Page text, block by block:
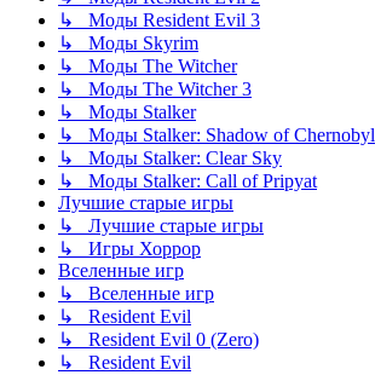
↳ Моды Resident Evil 3
↳ Моды Skyrim
↳ Моды The Witcher
↳ Моды The Witcher 3
↳ Моды Stalker
↳ Моды Stalker: Shadow of Chernobyl
↳ Моды Stalker: Clear Sky
↳ Моды Stalker: Call of Pripyat
Лучшие старые игры
↳ Лучшие старые игры
↳ Игры Хоррор
Вселенные игр
↳ Вселенные игр
↳ Resident Evil
↳ Resident Evil 0 (Zero)
↳ Resident Evil